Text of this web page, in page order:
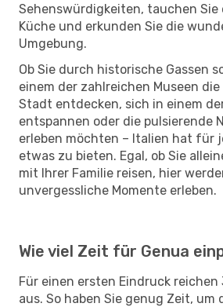
Sehenswürdigkeiten, tauchen Sie
Küche und erkunden Sie die
Umgebung.
Ob Sie durch historische Gassen
einem der zahlreichen Museen
Stadt entdecken, sich in einem
entspannen oder die pulsierende
erleben möchten – Italien hat für
etwas zu bieten. Egal, ob Sie
mit Ihrer Familie reisen, hier
unvergessliche Momente erleben.
Wie viel Zeit für Genua
Für einen ersten Eindruck reichen
aus. So haben Sie genug Zeit,